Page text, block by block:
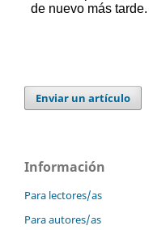
Enviar un artículo
Información
Para lectores/as
Para autores/as